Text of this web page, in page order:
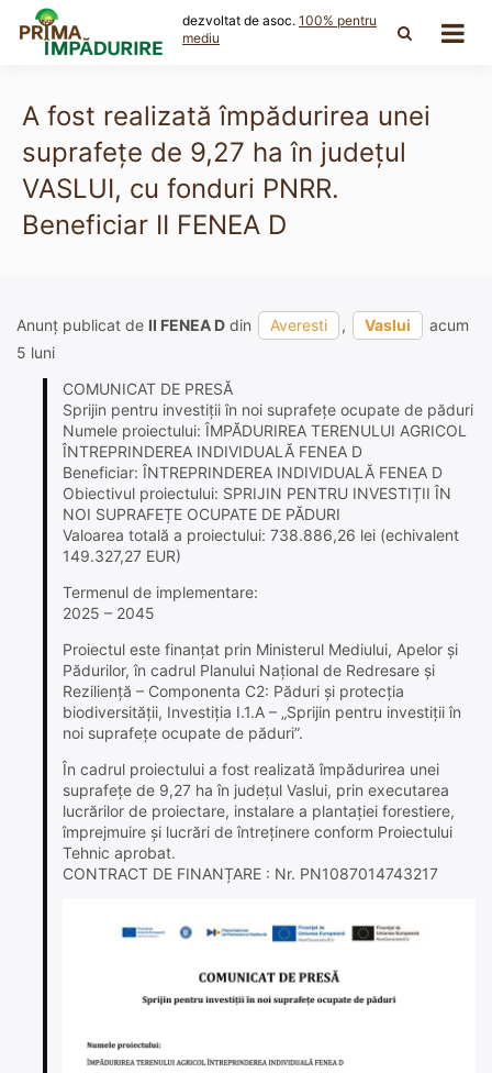
content
dezvoltat de asoc. 100% pentru
mediu
A fost realizată împădurirea unei
suprafețe de 9,27 ha în județul
VASLUI, cu fonduri PNRR.
Beneficiar II FENEA D
Anunț publicat de II FENEA D din Averesti , Vaslui
acum
5 luni
COMUNICAT DE PRESĂ
Sprijin pentru investiții în noi suprafețe ocupate de păduri
Numele proiectului: ÎMPĂDURIREA TERENULUI AGRICOL
ÎNTREPRINDEREA INDIVIDUALĂ FENEA D
Beneficiar: ÎNTREPRINDEREA INDIVIDUALĂ FENEA D
Obiectivul proiectului: SPRIJIN PENTRU INVESTIȚII ÎN
NOI SUPRAFEȚE OCUPATE DE PĂDURI
Valoarea totală a proiectului: 738.886,26 lei (echivalent
149.327,27 EUR)
Termenul de implementare:
2025 – 2045
Proiectul este finanțat prin Ministerul Mediului, Apelor și
Pădurilor, în cadrul Planului Național de Redresare și
Reziliență – Componenta C2: Păduri și protecția
biodiversității, Investiția I.1.A – „Sprijin pentru investiții în
noi suprafețe ocupate de păduri”.
În cadrul proiectului a fost realizată împădurirea unei
suprafețe de 9,27 ha în județul Vaslui, prin executarea
lucrărilor de proiectare, instalare a plantației forestiere,
împrejmuire și lucrări de întreținere conform Proiectului
Tehnic aprobat.
CONTRACT DE FINANȚARE : Nr. PN1087014743217